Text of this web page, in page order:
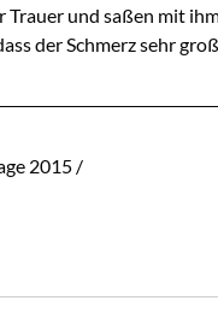
Trauer und saßen mit
der Schmerz sehr
2015 /